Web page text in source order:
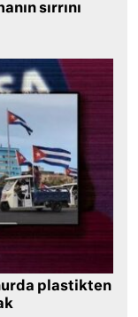
sırrını
plastikten